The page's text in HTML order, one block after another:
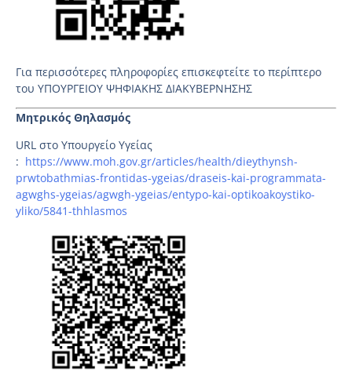
Για περισσότερες πληροφορίες επισκεφτείτε το περίπτερο
του ΥΠΟΥΡΓΕΙΟΥ ΨΗΦΙΑΚΗΣ ΔΙΑΚΥΒΕΡΝΗΣΗΣ
Μητρικός Θηλασμός
URL στο Υπουργείο Υγείας
: https://www.moh.gov.gr/articles/health/dieythynsh-
prwtobathmias-frontidas-ygeias/draseis-kai-programmata-
agwghs-ygeias/agwgh-ygeias/entypo-kai-optikoakoystiko-
yliko/5841-thhlasmos